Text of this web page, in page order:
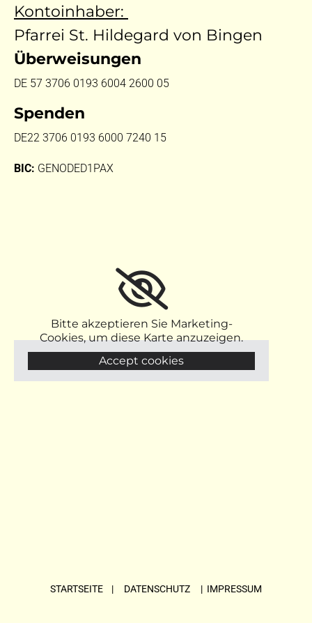
Kontoinhaber:
Pfarrei St. Hildegard von Bingen
Überweisungen
DE 57 3706 0193 6004 2600 05
Spenden
DE22 3706 0193 6000 7240 15
BIC: GENODED1PAX
Bitte akzeptieren Sie Marketing-
Cookies, um diese Karte anzuzeigen.
Accept cookies
STARTSEITE | DATENSCHUTZ | IMPRESSUM